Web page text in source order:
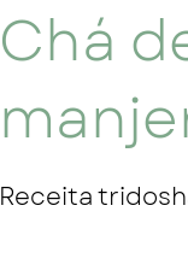
Chá
Receita